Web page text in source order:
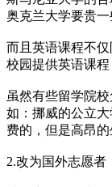
奥克兰大学要贵一
而且英语课程不
校园提供英语课程
虽然有些留学院
如：挪威的公立
费的，但是高昂
2.改为国外志愿者